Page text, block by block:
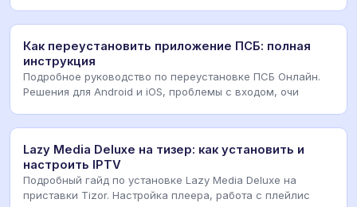
Как переустановить приложение ПСБ: полная
инструкция
Подробное руководство по переустановке ПСБ Онлайн.
Решения для Android и iOS, проблемы с входом, очи
Lazy Media Deluxe на тизер: как установить и
настроить IPTV
Подробный гайд по установке Lazy Media Deluxe на
приставки Tizor. Настройка плеера, работа с плейлис